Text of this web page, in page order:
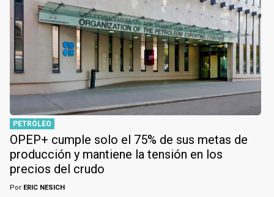
PETRÓLEO
OPEP+ cumple solo el 75% de sus metas de
producción y mantiene la tensión en los
precios del crudo
Por ERIC NESICH